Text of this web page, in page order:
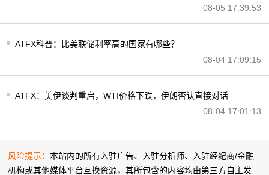
08-05 17:39:53
ATFX科普：比美联储利率高的国家有哪些？
08-04 17:09:15
ATFX：美伊谈判重启，WTI价格下跌，伊朗否认直接对话
08-04 17:01:13
风险提示：本站内的所有入驻广告、入驻分析师、入驻经纪商/金融
机构或其他媒体平台互换资源，其所包含的内容均由第三方自主发